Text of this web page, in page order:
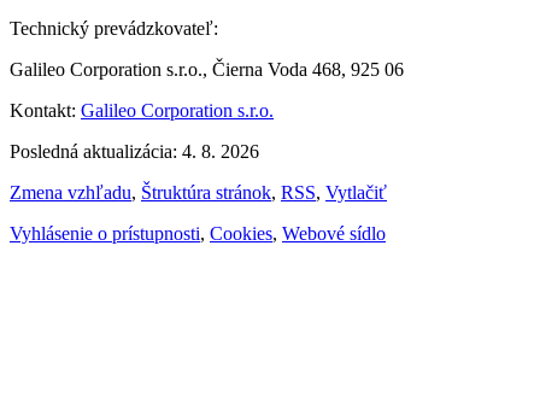
Technický prevádzkovateľ:
Galileo Corporation s.r.o., Čierna Voda 468, 925 06
Kontakt: Galileo Corporation s.r.o.
Posledná aktualizácia: 4. 8. 2026
Zmena vzhľadu, Štruktúra stránok, RSS, Vytlačiť
Vyhlásenie o prístupnosti, Cookies, Webové sídlo